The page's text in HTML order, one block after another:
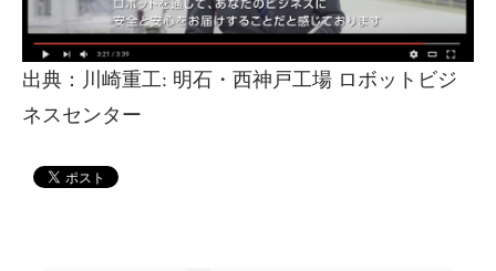
出典：川崎重工: 明石・西神戸工場 ロボットビジ
ネスセンター